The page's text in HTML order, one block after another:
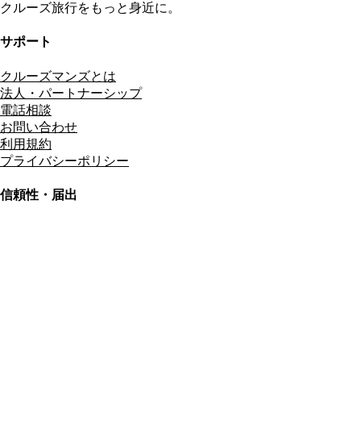
クルーズ旅行をもっと身近に。
サポート
クルーズマンズとは
法人・パートナーシップ
電話相談
お問い合わせ
利用規約
プライバシーポリシー
信頼性・届出